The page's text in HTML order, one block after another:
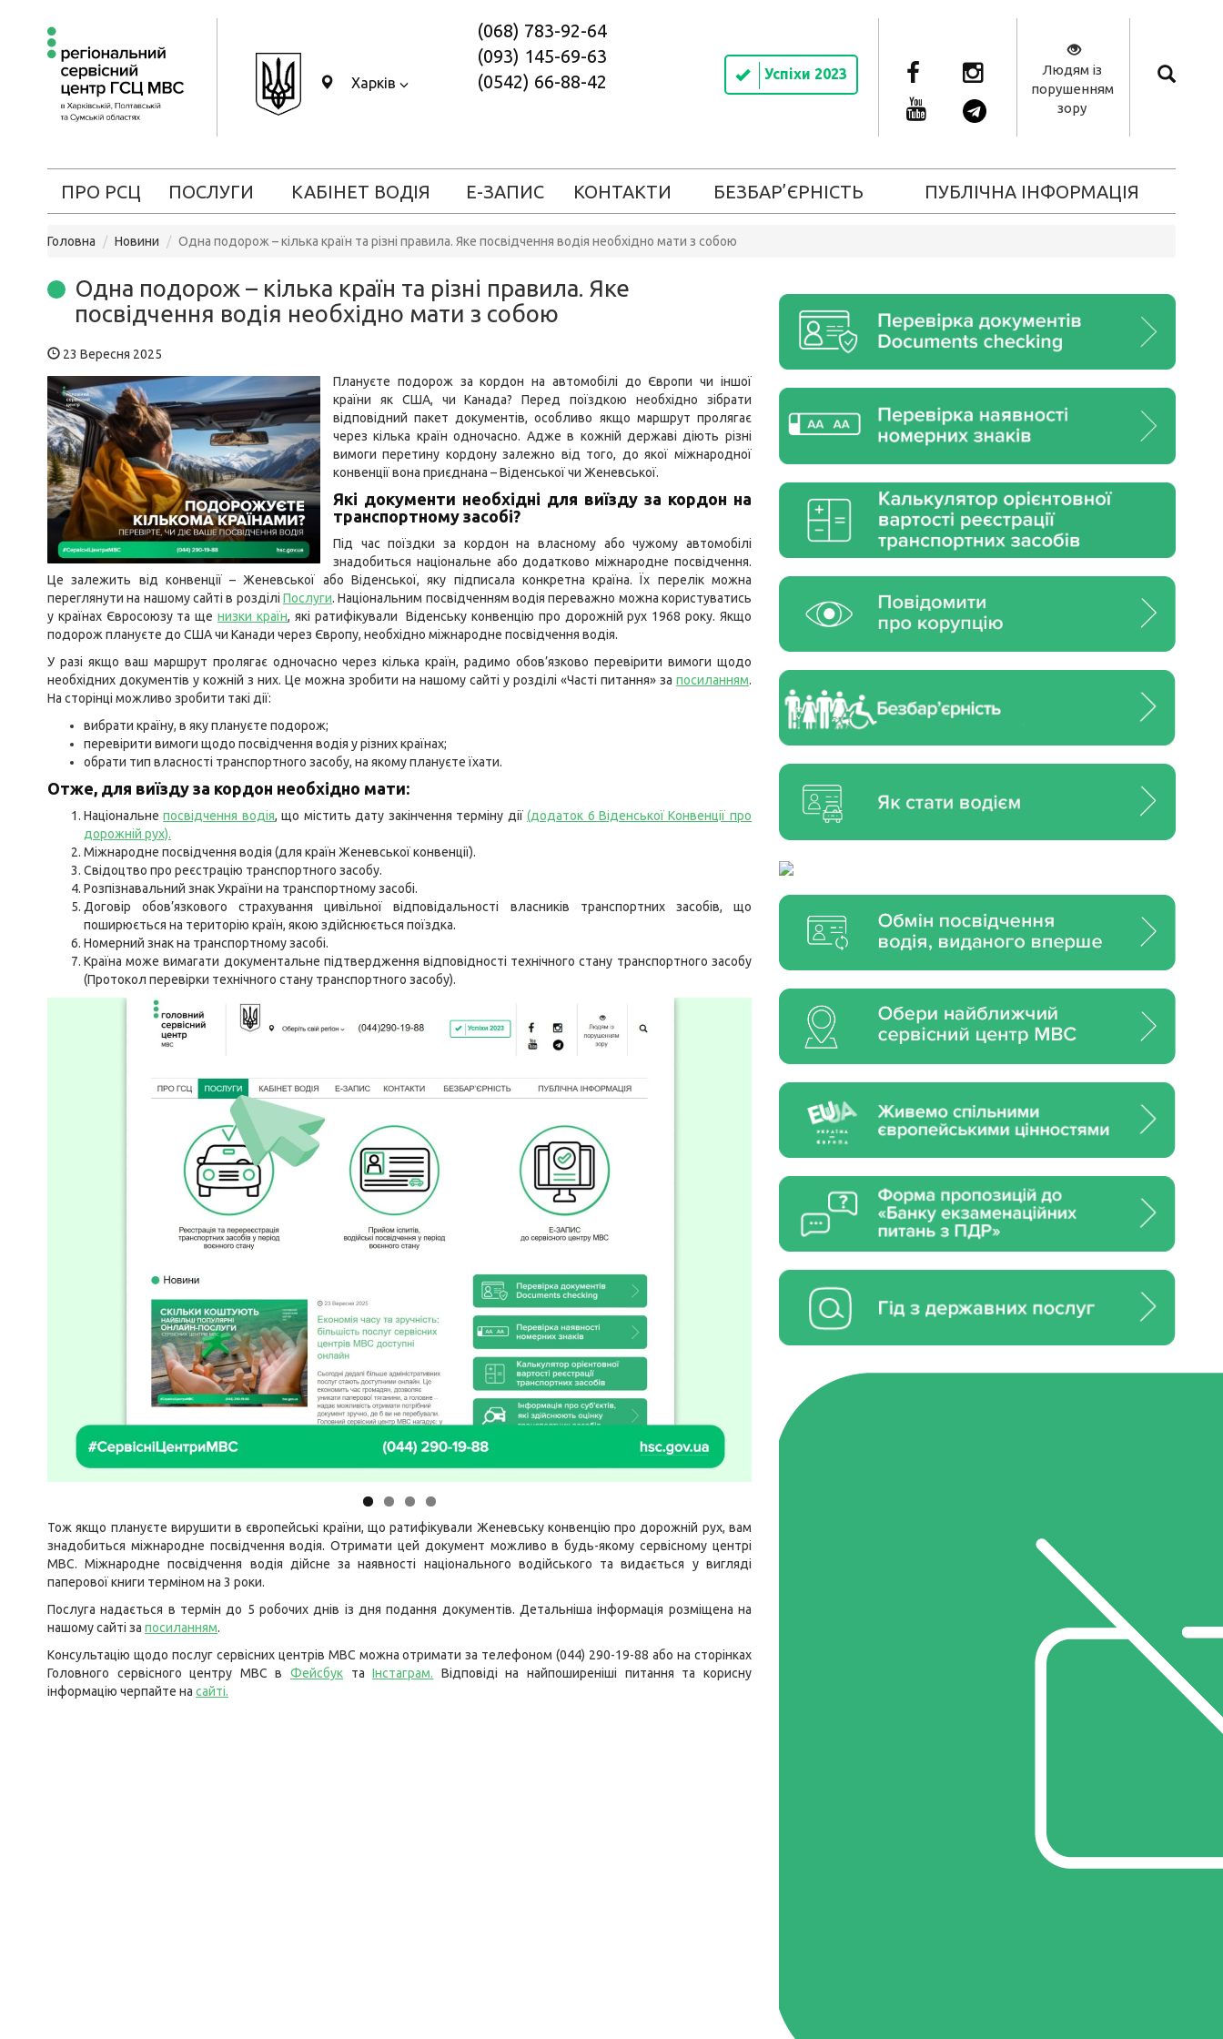
Харків
(068) 783-92-64
(093) 145-69-63
(0542) 66-88-42
Успіхи 2023
Людям із
порушенням
зору
ПРО РСЦ ПОСЛУГИ КАБІНЕТ ВОДІЯ Е-ЗАПИС КОНТАКТИ БЕЗБАР’ЄРНІСТЬ ПУБЛІЧНА ІНФОРМАЦІЯ
Головна Новини Одна подорож – кілька країн та різні правила. Яке посвідчення водія необхідно мати з собою
Одна подорож – кілька країн та різні правила. Яке
посвідчення водія необхідно мати з собою
23 Вересня 2025
Плануєте подорож за кордон на автомобілі до Європи чи іншої
країни як США, чи Канада? Перед поїздкою необхідно зібрати
відповідний пакет документів, особливо якщо маршрут пролягає
через кілька країн одночасно. Адже в кожній державі діють різні
вимоги перетину кордону залежно від того, до якої міжнародної
конвенції вона приєднана – Віденської чи Женевської.
Які документи необхідні для виїзду за кордон на
транспортному засобі?
Під час поїздки за кордон на власному або чужому автомобілі
знадобиться національне або додатково міжнародне посвідчення.
Це залежить від конвенції – Женевської або Віденської, яку підписала конкретна країна. Їх перелік можна
переглянути на нашому сайті в розділі Послуги. Національним посвідченням водія переважно можна користуватись
у країнах Євросоюзу та щенизки країн, які ратифікували Віденську конвенцію про дорожній рух 1968 року. Якщо
подорож плануєте до США чи Канади через Європу, необхідно міжнародне посвідчення водія.
У разі якщо ваш маршрут пролягає одночасно через кілька країн, радимо обов’язково перевірити вимоги щодо
необхідних документів у кожній з них. Це можна зробити на нашому сайті у розділі «Часті питання» за посиланням.
На сторінці можливо зробити такі дії:
вибрати країну, в яку плануєте подорож;
перевірити вимоги щодо посвідчення водія у різних країнах;
обрати тип власності транспортного засобу, на якому плануєте їхати.
Отже, для виїзду за кордон необхідно мати:
Національнепосвідчення водія, що містить дату закінчення терміну дії(додаток 6 Віденської Конвенції про
дорожній рух).
Міжнародне посвідчення водія (для країн Женевської конвенції).
Свідоцтво про реєстрацію транспортного засобу.
Розпізнавальний знак України на транспортному засобі.
Договір обов’язкового страхування цивільної відповідальності власників транспортних засобів, що
поширюється на територію країн, якою здійснюється поїздка.
Номерний знак на транспортному засобі.
Країна може вимагати документальне підтвердження відповідності технічного стану транспортного засобу
(Протокол перевірки технічного стану транспортного засобу).
Тож якщо плануєте вирушити в європейські країни, що ратифікували Женевську конвенцію про дорожній рух, вам
знадобиться міжнародне посвідчення водія. Отримати цей документ можливо в будь-якому сервісному центрі
МВС. Міжнародне посвідчення водія дійсне за наявності національного водійського та видається у вигляді
паперової книги терміном на 3 роки.
Послуга надається в термін до 5 робочих днів із дня подання документів. Детальніша інформація розміщена на
нашому сайті за посиланням.
Консультацію щодо послуг сервісних центрів МВС можна отримати за телефоном (044) 290-19-88 або на сторінках
Головного сервісного центру МВС вФейсбук таІнстаграм. Відповіді на найпоширеніші питання та корисну
інформацію черпайте на сайті.